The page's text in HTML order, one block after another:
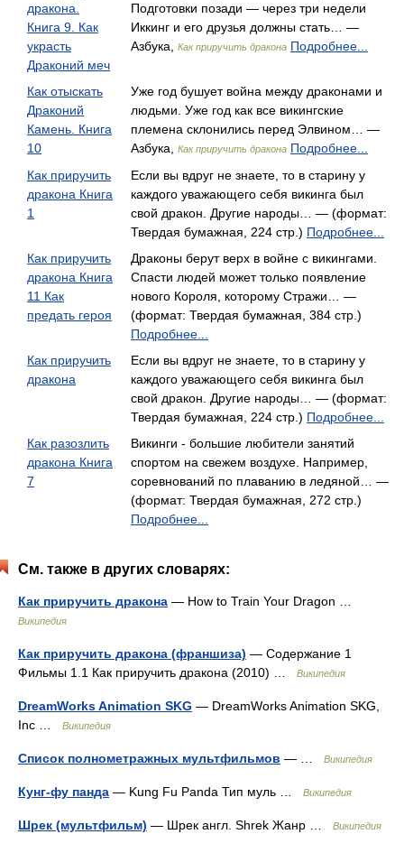
дракона.
Книга 9. Как
украсть
Драконий меч
Подготовки позади — через три недели
Иккинг и его друзья должны стать… —
Азбука,
Как приручить дракона Подробнее...
Как отыскать
Драконий
Камень. Книга
10
Уже год бушует война между драконами и
людьми. Уже год как все викингские
племена склонились перед Элвином… —
Азбука,
Как приручить дракона Подробнее...
Как приручить
дракона Книга
1
Если вы вдруг не знаете, то в старину у
каждого уважающего себя викинга был
свой дракон. Другие народы… — (формат:
Твердая бумажная, 224 стр.) Подробнее...
Как приручить
дракона Книга
11 Как
предать героя
Драконы берут верх в войне с викингами.
Спасти людей может только появление
нового Короля, которому Стражи… —
(формат: Твердая бумажная, 384 стр.)
Подробнее...
Как приручить
дракона
Если вы вдруг не знаете, то в старину у
каждого уважающего себя викинга был
свой дракон. Другие народы… — (формат:
Твердая бумажная, 224 стр.) Подробнее...
Как разозлить
дракона Книга
7
Викинги - большие любители занятий
спортом на свежем воздухе. Например,
соревнований по плаванию в ледяной… —
(формат: Твердая бумажная, 272 стр.)
Подробнее...
См. также в других словарях:
Как приручить дракона — How to Train Your Dragon …
Википедия
Как приручить дракона (франшиза) — Содержание 1
Фильмы 1.1 Как приручить дракона (2010) …
Википедия
DreamWorks Animation SKG — DreamWorks Animation SKG,
Inc …
Википедия
Список полнометражных мультфильмов — … Википедия
Кунг-фу панда — Kung Fu Panda Тип муль … Википедия
Шрек (мультфильм) — Шрек англ. Shrek Жанр … Википедия